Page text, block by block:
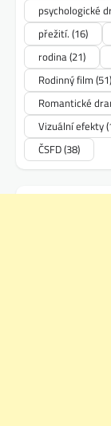
psychologické
přežití. (16)
rodina(21)
Rodinný film (51)
Romantické
Vizuální efekty
ČSFD(38)